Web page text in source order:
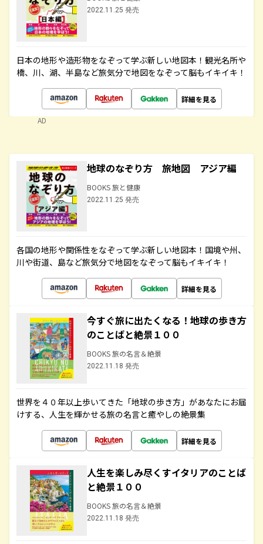
2022.11.25 発売
日本の地形や造形物をなぞって学ぶ新しい地図本！観光名所や
橋、川、湖、半島など旅気分で地図をなぞって脳もイキイキ！
詳細を見る
AD
地球のなぞり方 旅地図 アジア編
BOOKS 旅と健康
2022.11.25 発売
各国の地形や関係性をなぞって学ぶ新しい地図本！国境や州、
川や街道、島など旅気分で地図をなぞって脳もイキイキ！
詳細を見る
今すぐ旅に出たくなる！地球の歩き方
のことばと絶景１００
BOOKS 旅の名言＆絶景
2022.11.18 発売
世界を４０年以上歩いてきた「地球の歩き方」があなたにお届
けする、人生を輝かせる旅の名言と癒やしの絶景集
詳細を見る
人生を楽しみ尽くすイタリアのことば
と絶景１００
BOOKS 旅の名言＆絶景
2022.11.18 発売